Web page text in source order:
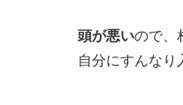
頭が悪いので、
自分にすんなり